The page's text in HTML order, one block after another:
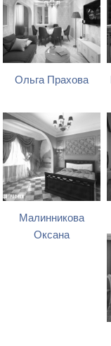
Ольга Прахова
Малинникова
Оксана